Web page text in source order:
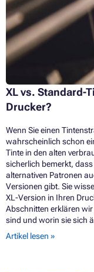
XL vs. Standard-
Drucker?
Wenn Sie einen
wahrscheinlich schon
Tinte in den alten
sicherlich bemerkt,
alternativen Patronen
Versionen gibt. Sie
XL-Version in Ihren
Abschnitten erklären
sind und worin sie sich
Artikel lesen »